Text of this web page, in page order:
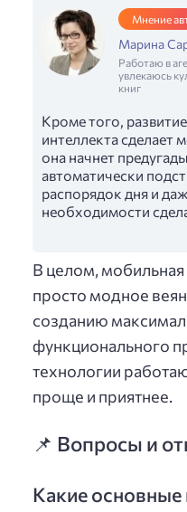
Мнение
Марина
Работаю в
увлекаюсь
книг
Кроме того,
интеллекта сделает
она начнет
автоматически
распорядок дня и
необходимости
В целом,
просто модное
созданию
функционального
технологии
проще и приятнее.
📌 Вопросы и
Какие